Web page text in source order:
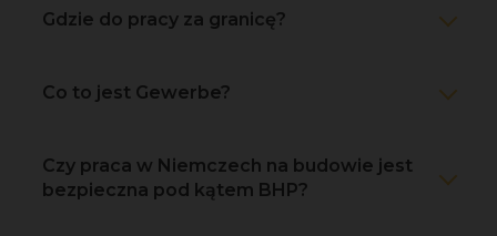
Gdzie do pracy za granicę?
Co to jest Gewerbe?
Czy praca w Niemczech na budowie jest
bezpieczna pod kątem BHP?